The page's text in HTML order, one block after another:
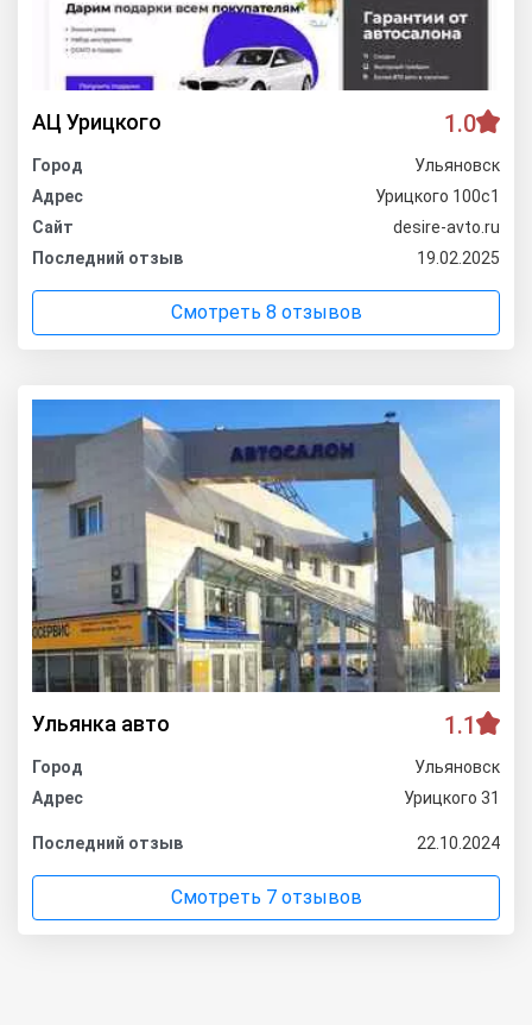
АЦ Урицкого 1.0
Город
Ульяновск
Адрес
Урицкого 100с1
Сайт
desire-avto.ru
Последний отзыв
19.02.2025
Смотреть 8 отзывов
Ульянка авто 1.1
Город
Ульяновск
Адрес
Урицкого 31
Последний отзыв 22.10.2024
Смотреть 7 отзывов